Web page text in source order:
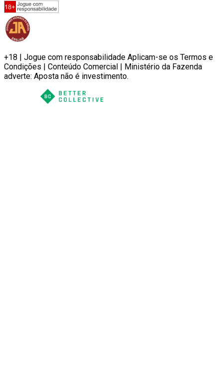
+18 | Jogue com responsabilidade Aplicam-se os Termos e
Condições | Conteúdo Comercial | Ministério da Fazenda
adverte: Aposta não é investimento.